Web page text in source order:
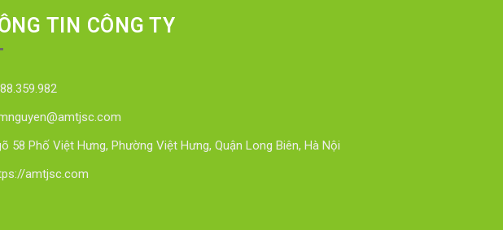
TIN CÔNG TY
58 Phố Việt Hưng, Phường Việt Hưng, Quận Long Biên, Hà Nội
amtjsc.com